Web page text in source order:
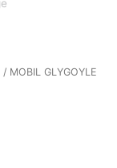
/ MOBIL GLYGOYLE